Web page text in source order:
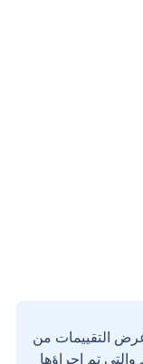
التقييمات من
تم إجراؤها